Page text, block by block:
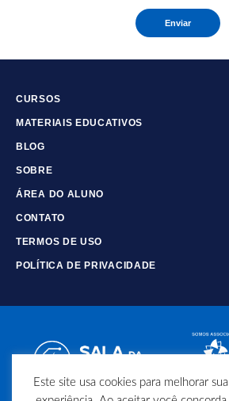
Enviar
CURSOS
MATERIAIS EDUCATIVOS
BLOG
SOBRE
ÁREA DO ALUNO
CONTATO
TERMOS DE USO
POLÍTICA DE PRIVACIDADE
Este site usa cookies para melhorar sua